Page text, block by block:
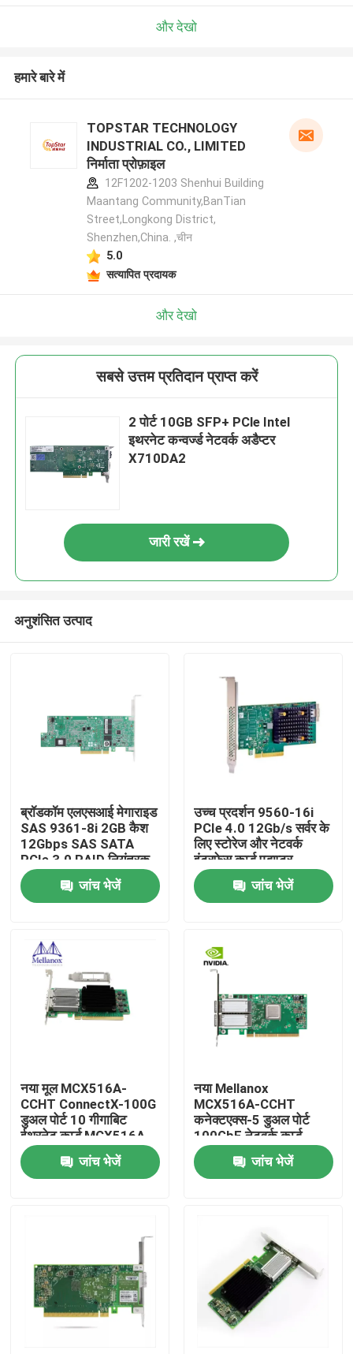
घर
उत्पादों
हमारे बारे में
गुणवत्ता नियंत्रण
संपर्क करें
400G/800G ऑप्टिकल मॉड्यूल
और देखो
हमारे बारे में
TOPSTAR TECHNOLOGY
INDUSTRIAL CO., LIMITED
निर्माता प्रोफ़ाइल
12F1202-1203 Shenhui Building
Maantang Community,BanTian
Street,Longkong District,
Shenzhen,China. ,चीन
5.0
सत्यापित प्रदायक
और देखो
सबसे उत्तम प्रतिदान प्राप्त करें
2 पोर्ट 10GB SFP+ PCle Intel
इथरनेट कन्वर्ज्ड नेटवर्क अडैप्टर
X710DA2
जारी रखें
अनुशंसित उत्पाद
ब्रॉडकॉम एलएसआई मेगाराइड
SAS 9361-8i 2GB कैश
12Gbps SAS SATA
PCIe 3.0 RAID नियंत्रक
कार्ड
जांच भेजें
उच्च प्रदर्शन 9560-16i
PCIe 4.0 12Gb/s सर्वर के
लिए स्टोरेज और नेटवर्क
इंटरफेस कार्ड एडाप्टर
जांच भेजें
नया मूल MCX516A-
CCHT ConnectX-100G
डुअल पोर्ट 10 गीगाबिट
ईथरनेट कार्ड MCX516A-
CDAT
जांच भेजें
नया Mellanox
MCX516A-CCHT
कनेक्टएक्स-5 डुअल पोर्ट
100GbE नेटवर्क कार्ड
एडाप्टर कार्ड
जांच भेजें